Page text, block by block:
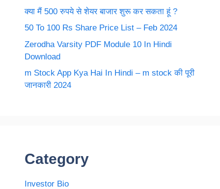
क्या मैं 500 रुपये से शेयर बाजार शुरू कर सकता हूं ?
50 To 100 Rs Share Price List – Feb 2024
Zerodha Varsity PDF Module 10 In Hindi
Download
m Stock App Kya Hai In Hindi – m stock की पूरी
जानकारी 2024
Category
Investor Bio